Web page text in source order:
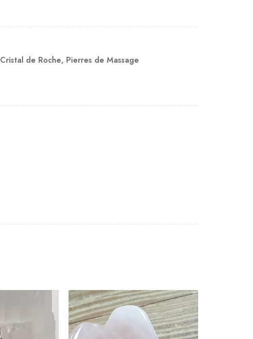
Cristal de Roche, Pierres de Massage